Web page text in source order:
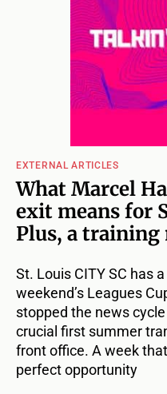
EXTERNAL ARTICLES
What Marcel
exit means for
Plus, a training
St. Louis CITY SC has
weekend’s Leagues
stopped the news
crucial first summer
front office. A week
perfect opportunity